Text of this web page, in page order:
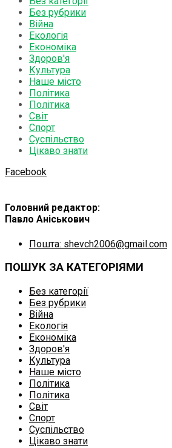
Без рубрики
Війна
Екологія
Економіка
Здоров'я
Культура
Наше місто
Політика
Політика
Світ
Спорт
Суспільство
Цікаво знати
Facebook
Головний редактор:
Павло Аніськович
Пошта: shevch2006@gmail.com
ПОШУК ЗА КАТЕГОРІЯМИ
Без категорії
Без рубрики
Війна
Екологія
Економіка
Здоров'я
Культура
Наше місто
Політика
Політика
Світ
Спорт
Суспільство
Цікаво знати